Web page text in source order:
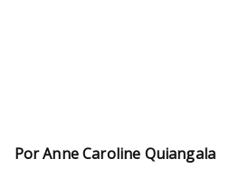
Por Anne Caroline Quiangala